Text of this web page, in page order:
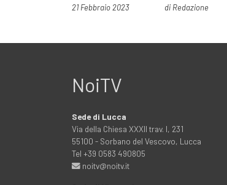
Pubblicato il
21 Febbraio 2023 di Redazione
NoiTV
Sede di Lucca
Via della Chiesa XXXII trav. I, 231
55100 - Sorbano del Vescovo, Lucca
Tel +39 0583 490805
noitv@noitv.it